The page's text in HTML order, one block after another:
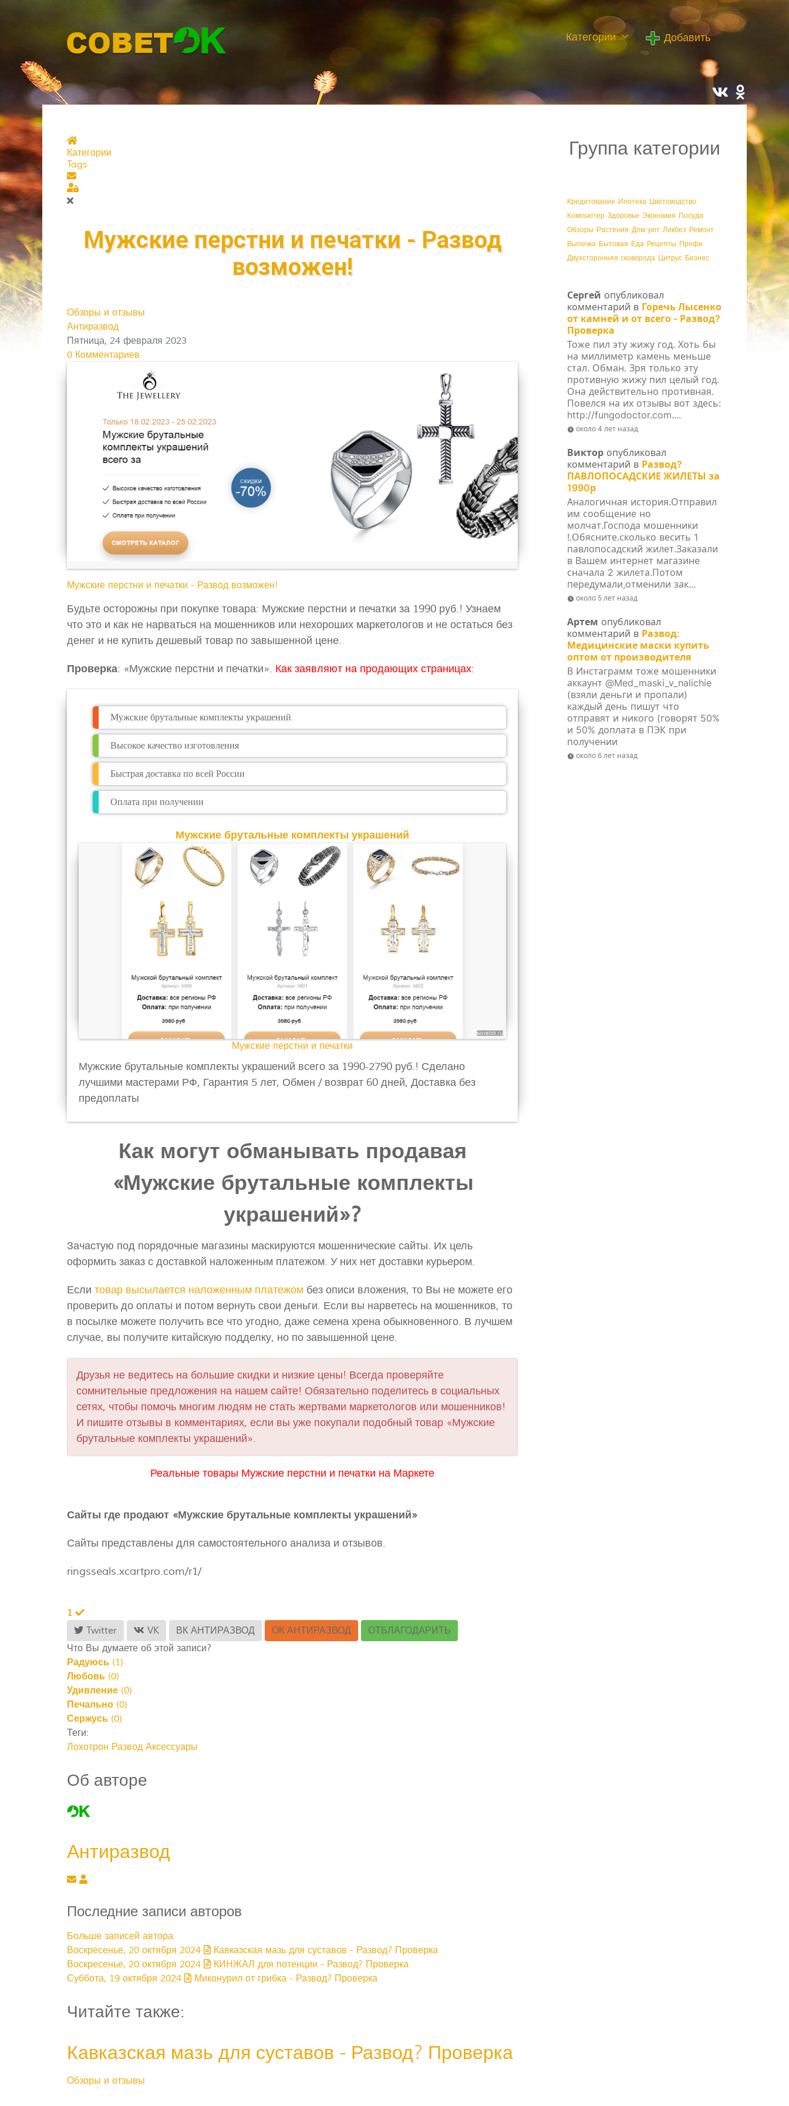
Категории Добавить
Главная страница
Категории
Tags
Подписаться на блог
Sign In
Мужские перстни и печатки - Развод
возможен!
Обзоры и отзывы
Антиразвод
Пятница, 24 февраля 2023
0 Комментариев
Мужские перстни и печатки - Развод возможен!
Будьте осторожны при покупке товара: Мужские перстни и печатки за 1990 руб.! Узнаем
что это и как не нарваться на мошенников или нехороших маркетологов и не остаться без
денег и не купить дешевый товар по завышенной цене.
Проверка: «Мужские перстни и печатки». Как заявляют на продающих страницах:
Мужские брутальные комплекты украшений
Высокое качество изготовления
Быстрая доставка по всей России
Оплата при получении
Мужские брутальные комплекты украшений
Мужские перстни и печатки
Мужские брутальные комплекты украшений всего за 1990-2790 руб.! Сделано
лучшими мастерами РФ, Гарантия 5 лет, Обмен / возврат 60 дней, Доставка без
предоплаты
Как могут обманывать продавая
«Мужские брутальные комплекты
украшений»?
Зачастую под порядочные магазины маскируются мошеннические сайты. Их цель
оформить заказ с доставкой наложенным платежом. У них нет доставки курьером.
Если товар высылается наложенным платежом без описи вложения, то Вы не можете его
проверить до оплаты и потом вернуть свои деньги. Если вы нарветесь на мошенников, то
в посылке можете получить все что угодно, даже семена хрена обыкновенного. В лучшем
случае, вы получите китайскую подделку, но по завышенной цене.
Друзья не ведитесь на большие скидки и низкие цены! Всегда проверяйте
сомнительные предложения на нашем сайте! Обязательно поделитесь в социальных
сетях, чтобы помочь многим людям не стать жертвами маркетологов или мошенников!
И пишите отзывы в комментариях, если вы уже покупали подобный товар «Мужские
брутальные комплекты украшений».
Реальные товары Мужские перстни и печатки на Маркете
Сайты где продают «Мужские брутальные комплекты украшений»
Сайты представлены для самостоятельного анализа и отзывов.
ringsseals.xcartpro.com/r1/
1
Twitter
VK ВК АНТИРАЗВОД ОК АНТИРАЗВОД
ОТБЛАГОДАРИТЬ
Что Вы думаете об этой записи?
Радуюсь (1)
Любовь (0)
Удивление (0)
Печально (0)
Сержусь (0)
Теги:
Лохотрон Развод Аксессуары
Об авторе
Антиразвод
Подписаться на обновление автора
Антиразвод
Последние записи авторов
Больше записей автора
Воскресенье, 20 октября 2024
Кавказская мазь для суставов - Развод? Проверка
Воскресенье, 20 октября 2024
КИНЖАЛ для потенции - Развод? Проверка
Суббота, 19 октября 2024
Миконурил от грибка - Развод? Проверка
Читайте также:
Кавказская мазь для суставов - Развод? Проверка
Обзоры и отзывы
Группа категории
Кредитование Ипотека Цветоводство
Компьютер Здоровье Экономия Посуда
Обзоры Растения Дом уют Ликбез Ремонт
Выпечка Бытовая Еда Рецепты Профи
Двухсторонняя сковорода Цитрус Бизнес
Сергей опубликовал
комментарий в Горечь Лысенко
от камней и от всего - Развод?
Проверка
Тоже пил эту жижу год. Хоть бы
на миллиметр камень меньше
стал. Обман. Зря только эту
противную жижу пил целый год.
Она действительно противная.
Повелся на их отзывы вот здесь:
http://fungodoctor.com....
около 4 лет назад
Виктор опубликовал
комментарий в Развод?
ПАВЛОПОСАДСКИЕ ЖИЛЕТЫ за
1990р
Аналогичная история.Отправил
им сообщение но
молчат.Господа мошенники
!.Обясните.сколько весить 1
павлопосадский жилет.Заказали
в Вашем интернет магазине
сначала 2 жилета.Потом
передумали,отменили зак...
около 5 лет назад
Артем опубликовал
комментарий в Развод:
Медицинские маски купить
оптом от производителя
В Инстаграмм тоже мошенники
аккаунт @Med_maski_v_nalichie
(взяли деньги и пропали)
каждый день пишут что
отправят и никого (говорят 50%
и 50% доплата в ПЭК при
получении
около 6 лет назад